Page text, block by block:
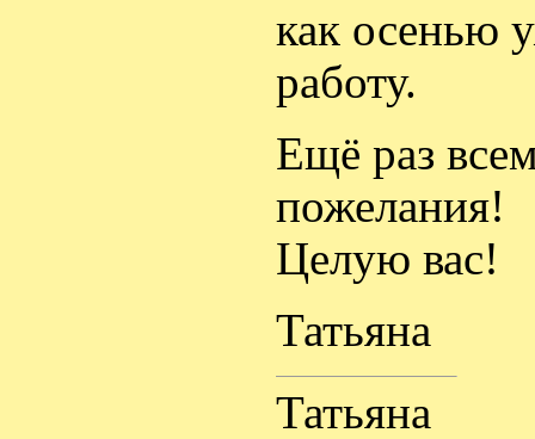
как осенью
работу.
Ещё раз
пожелания!
Целую вас!
Татьяна
Татьяна